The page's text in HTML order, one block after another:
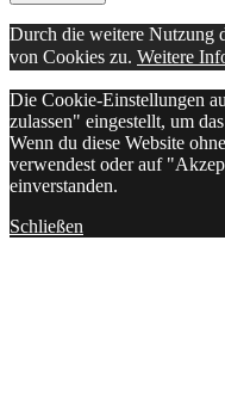
Durch die weitere Nutzung
von Cookies zu. Weitere
Die Cookie-Einstellungen
zulassen" eingestellt, um
Wenn du diese Website
verwendest oder auf
einverstanden.
Schließen